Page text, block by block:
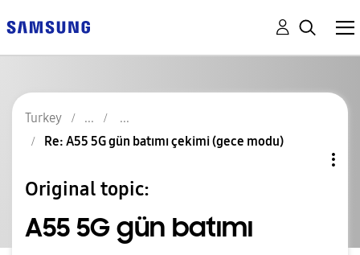
Turkey
Re: A55 5G gün batımı çekimi (gece modu)
Original topic:
A55 5G gün batımı